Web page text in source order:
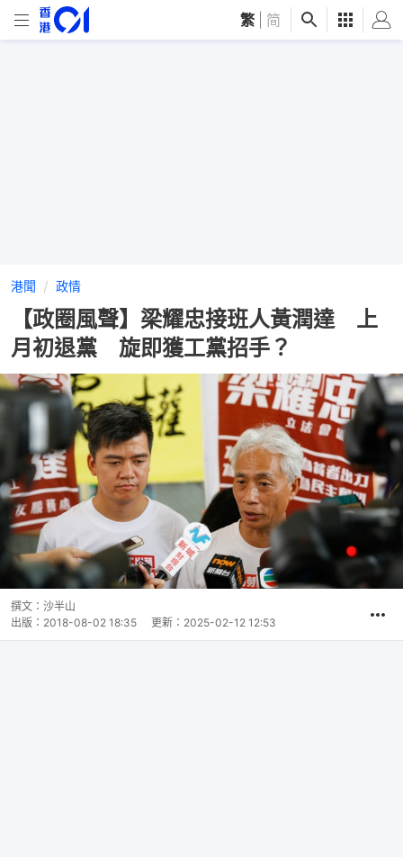
繁 简
港聞 政情
【政圈風聲】梁耀忠接班人黃潤達 上
月初退黨 旋即獲工黨招手？
撰文： 沙半山
出版： 2018-08-02 18:35 更新： 2025-02-12 12:53